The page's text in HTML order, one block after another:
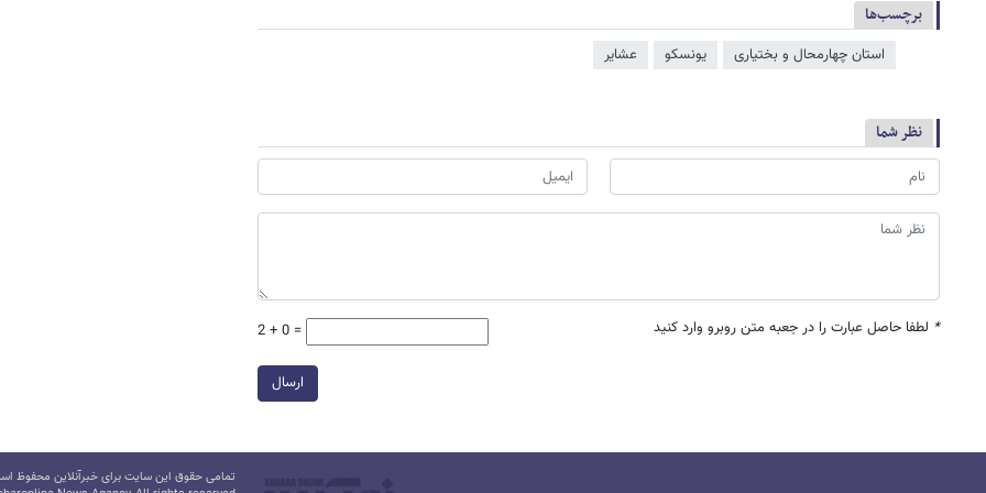
برچسب‌ها
استان چهارمحال و بختیاری یونسکو عشایر
نظر شما
* لطفا حاصل عبارت را در جعبه متن روبرو وارد کنید 2 + 0 =
ارسال
تمامی حقوق این سایت برای خبرآنلاین محفوظ